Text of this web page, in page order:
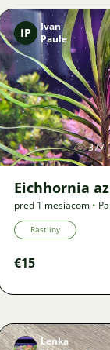
IP
Ivan
Paule
377
Eichhornia
pred 1 mesiacom •
Ponuka
Rastliny
€15
Lenka